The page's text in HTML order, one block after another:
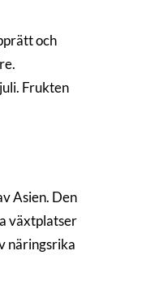
och
Frukten
Asien. Den
växtplatser
näringsrika